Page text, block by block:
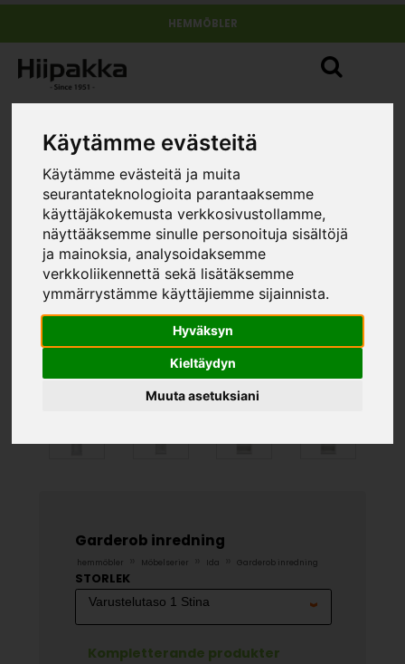
Käytämme evästeitä
Käytämme evästeitä ja muita
seurantateknologioita parantaaksemme
käyttäjäkokemusta verkkosivustollamme,
näyttääksemme sinulle personoituja sisältöjä
ja mainoksia, analysoidaksemme
verkkoliikennettä sekä lisätäksemme
ymmärrystämme käyttäjiemme sijainnista.
Hyväksyn
Kieltäydyn
Muuta asetuksiani
HEMMÖBLER
Garderob inredning
hemmöbler Möbelserier Ida Garderob inredning
STORLEK
Kompletterande produkter